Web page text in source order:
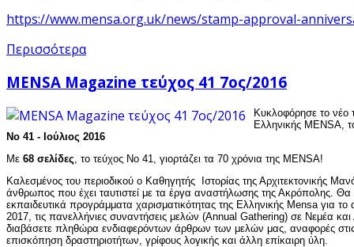
https://www.mensa.org.uk/news/stamp-approval-
Περισσότερα
MENSA Magazine τεύχος 41 7ος/2016
Κυκλοφόρησε το νέο
Ελληνικής MENSA,
Νο 41 - Ιούλιος 2016
Με 68 σελίδες , το τεύχος Νο 41, γιορτάζει τα 70 χρόνια της MENSA!
Καλεσμένος του περιοδικού ο Καθηγητής Ιστορίας της Αρχιτεκτονικής
άνθρωπος που έχει ταυτιστεί με τα έργα αναστήλωσης της Ακρόπολης. Θα
εκπαιδευτικά προγράμματα χαρισματικότητας της Ελληνικής Mensa για το
2017, τις πανελλήνιες συναντήσεις μελών (Annual Gathering) σε Νεμέα
διαβάσετε πληθώρα ενδιαφερόντων άρθρων των μελών μας, αναφορές στις
επισκόπηση δραστηριοτήτων, γρίφους λογικής και άλλη επίκαιρη ύλη.